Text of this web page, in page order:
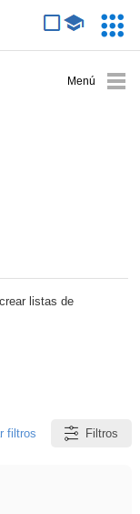
listas de
filtros Filtros